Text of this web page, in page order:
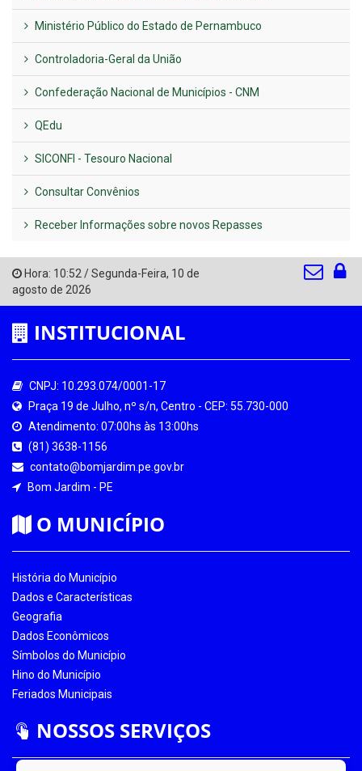
Ministério Público do Estado de Pernambuco
Controladoria-Geral da União
Confederação Nacional de Municípios - CNM
QEdu
SICONFI - Tesouro Nacional
Consultar Convênios
Receber Informações sobre novos Repasses
Hora: 10:52 /Segunda-Feira, 10 de
agosto de 2026
INSTITUCIONAL
CNPJ: 10.293.074/0001-17
Praça 19 de Julho, nº s/n, Centro - CEP: 55.730-000
Atendimento: 07:00hs às 13:00hs
(81) 3638-1156
contato@bomjardim.pe.gov.br
Bom Jardim - PE
O MUNICÍPIO
História do Município
Dados e Características
Geografia
Dados Econômicos
Símbolos do Município
Hino do Município
Feriados Municipais
NOSSOS SERVIÇOS